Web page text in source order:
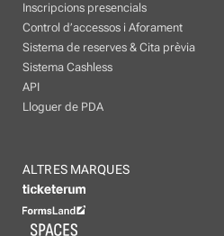
Inscripcions presencials
Control d’accessos i Aforament
Sistema de reserves & Cita prèvia
Sistema Cashless
API
Lloguer de PDA
ALTRES MARQUES